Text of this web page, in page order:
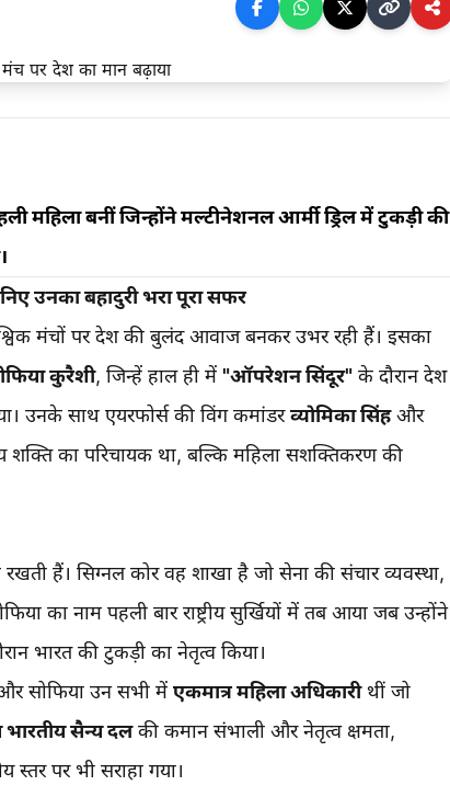
महिला बनीं जिन्होंने मल्टीनेशनल आर्मी ड्रिल में टुकड़ी की
उनका बहादुरी भरा पूरा सफर
मंचों पर देश की बुलंद आवाज बनकर उभर रही हैं। इसका
कुरैशी, जिन्हें हाल ही में "ऑपरेशन सिंदूर" के दौरान देश
उनके साथ एयरफोर्स की विंग कमांडरव्योमिका सिंहऔर
का परिचायक था, बल्कि महिला सशक्तिकरण की
हैं। सिग्नल कोर वह शाखा है जो सेना की संचार व्यवस्था,
का नाम पहली बार राष्ट्रीय सुर्खियों में तब आया जब उन्होंने
भारत की टुकड़ी का नेतृत्व किया।
सोफिया उन सभी में एकमात्र महिला अधिकारीथीं जो
सैन्य दलकी कमान संभाली और नेतृत्व क्षमता,
स्तर पर भी सराहा गया।